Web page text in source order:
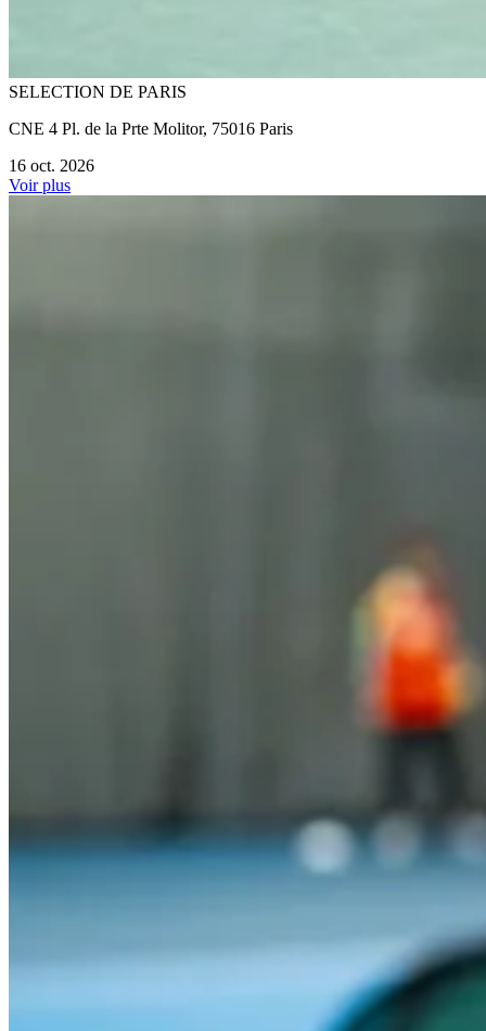
SELECTION DE PARIS
CNE 4 Pl. de la Prte Molitor, 75016 Paris
16 oct. 2026
Voir plus